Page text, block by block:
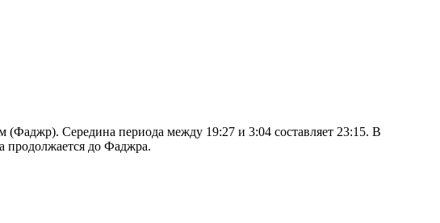
Середина периода между 19:27 и 3:04 составляет 23:15. В
продолжается до Фаджра.